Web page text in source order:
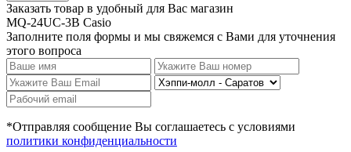
Заказать товар в удобный для Вас магазин
MQ-24UC-3B Casio
Заполните поля формы и мы свяжемся с Вами для уточнения
этого вопроса
*Отправляя сообщение Вы соглашаетесь с условиями
политики конфиденциальности